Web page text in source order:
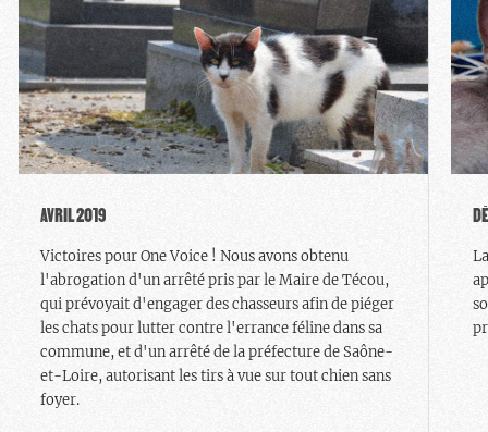
AVRIL 2019
Victoires pour One Voice ! Nous avons obtenu
l'abrogation d'un arrêté pris par le Maire de Técou,
qui prévoyait d'engager des chasseurs afin de piéger
les chats pour lutter contre l'errance féline dans sa
commune, et d'un arrêté de la préfecture de Saône-
et-Loire, autorisant les tirs à vue sur tout chien sans
foyer.